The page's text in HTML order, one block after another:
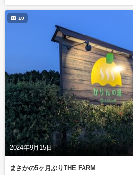
2024年9月15日
10
まさかの5ヶ月ぶりTHE FARM